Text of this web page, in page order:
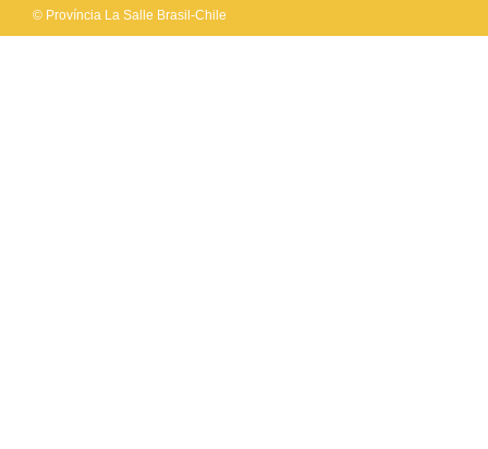
© Província La Salle Brasil-Chile